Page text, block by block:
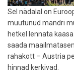
Sel nädalal on
muutunud mandri
hetkel lennata
saada
rahakott – Austria
hinnad kerkivad.